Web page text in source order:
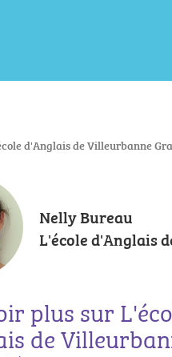
d'Anglais de Villeurbanne
Nelly Bureau
L'école d'Anglais
plus sur
de